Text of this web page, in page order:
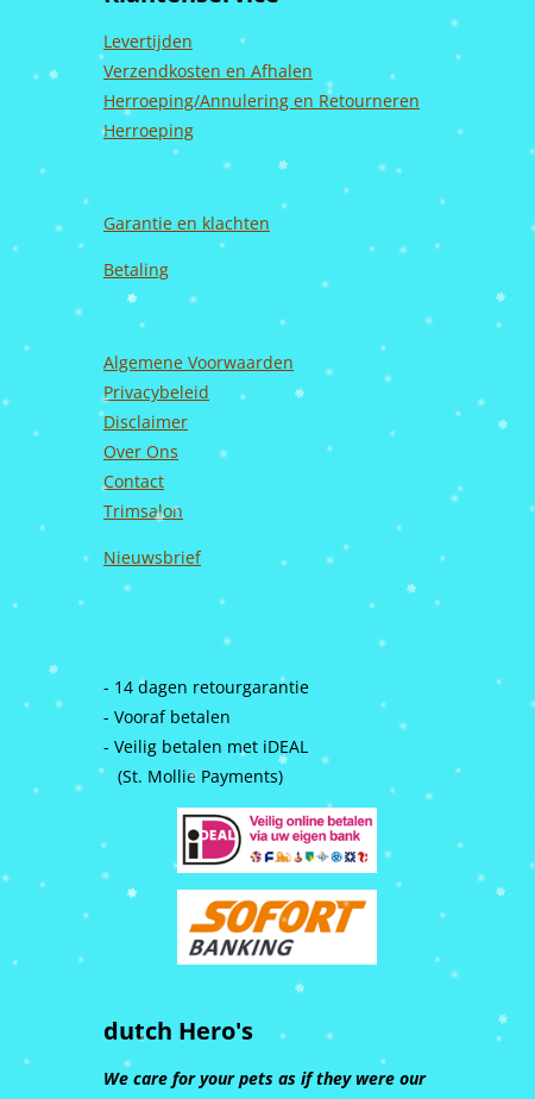
k
a
m
Levertijden
Verzendkosten en Afhalen
Herroeping/Annulering en Retourneren
Herroeping
Garantie en klachten
Betaling
Algemene Voorwaarden
Privacybeleid
Disclaimer
Over Ons
Contact
Trimsalon
Nieuwsbrief
- 14 dagen retourgarantie
- Vooraf betalen
- Veilig betalen met iDEAL
(St. Mollie Payments)
dutch Hero's
We care for your pets as if they were our